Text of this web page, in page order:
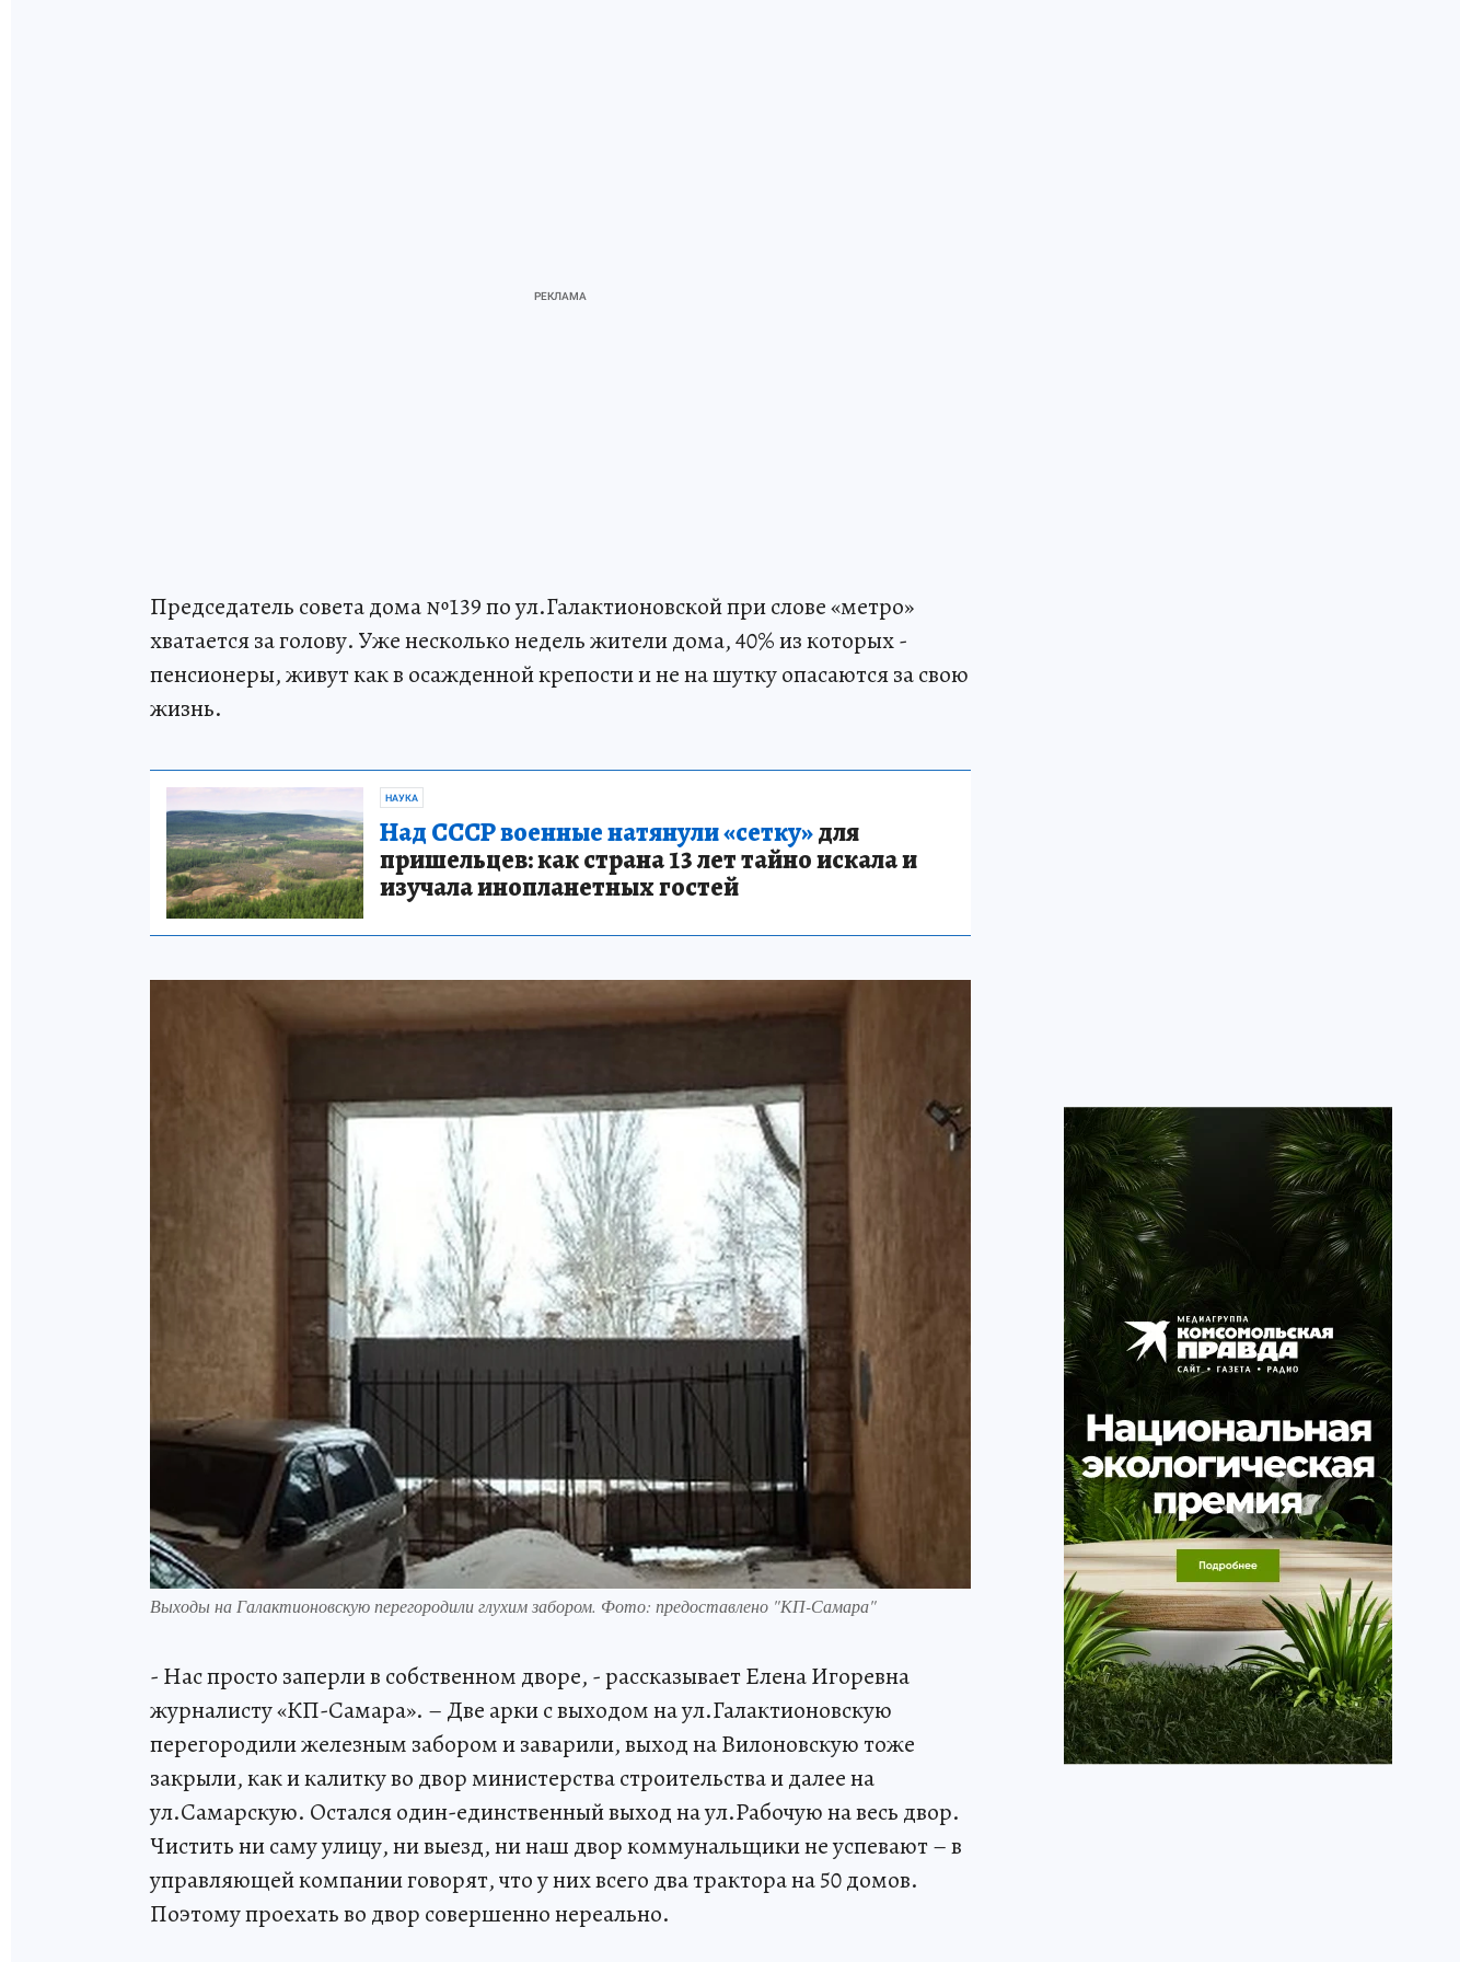
Председатель совета дома №139 по ул.Галактионовской при слове «метро»
хватается за голову. Уже несколько недель жители дома, 40% из которых -
пенсионеры, живут как в осажденной крепости и не на шутку опасаются за свою
жизнь.
НАУКА
Над СССР военные натянули «сетку»для
пришельцев: как страна 13 лет тайно искала и
изучала инопланетных гостей
Выходы на Галактионовскую перегородили глухим забором. Фото: предоставлено "КП-Самара"
- Нас просто заперли в собственном дворе, - рассказывает Елена Игоревна
журналисту «КП-Самара». – Две арки с выходом на ул.Галактионовскую
перегородили железным забором и заварили, выход на Вилоновскую тоже
закрыли, как и калитку во двор министерства строительства и далее на
ул.Самарскую. Остался один-единственный выход на ул.Рабочую на весь двор.
Чистить ни саму улицу, ни выезд, ни наш двор коммунальщики не успевают – в
управляющей компании говорят, что у них всего два трактора на 50 домов.
Поэтому проехать во двор совершенно нереально.